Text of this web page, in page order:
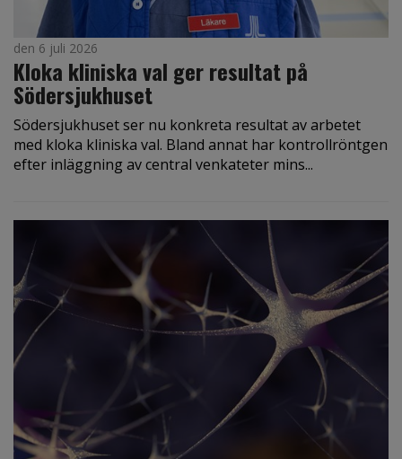
den 6 juli 2026
Kloka kliniska val ger resultat på
Södersjukhuset
Södersjukhuset ser nu konkreta resultat av arbetet
med kloka kliniska val. Bland annat har kontrollröntgen
efter inläggning av central venkateter mins...